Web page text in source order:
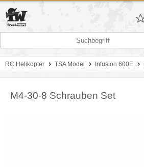
RC Helikopter TSA Model Infusion 600E
M4-30-8 Schrauben Set